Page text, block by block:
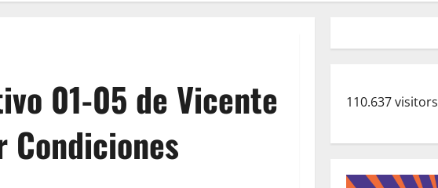
01-05 de Vicente
Condiciones
110.637 visitors